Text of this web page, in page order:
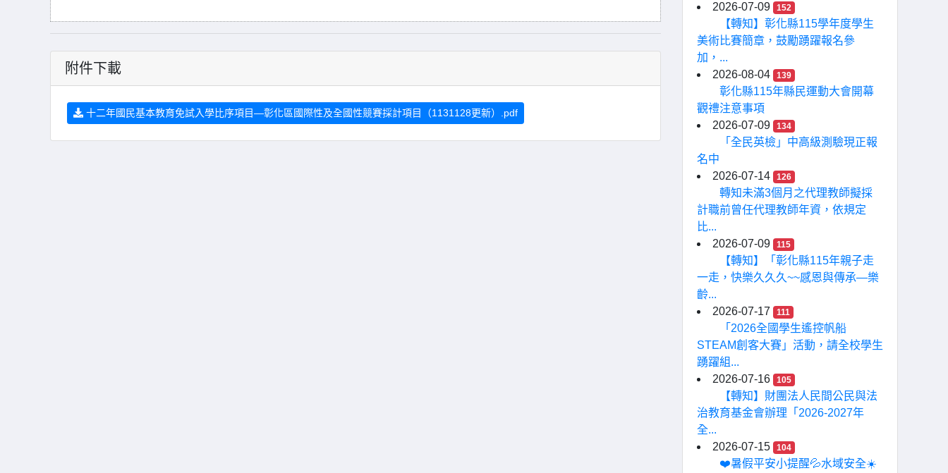
附件下載
十二年國民基本教育免試入學比序項目—彰化區國際性及全國性競賽採計項目（1131128更新）.pdf
2026-07-09
152
【轉知】彰化縣115學年度學生
美術比賽簡章，鼓勵踴躍報名參
加，...
2026-08-04
139
彰化縣115年縣民運動大會開幕
觀禮注意事項
2026-07-09
134
「全民英檢」中高級測驗現正報
名中
2026-07-14
126
轉知未滿3個月之代理教師擬採
計職前曾任代理教師年資，依規定
比...
2026-07-09
115
【轉知】「彰化縣115年親子走
一走，快樂久久久~~感恩與傳承—樂
齡...
2026-07-17
111
「2026全國學生遙控帆船
STEAM創客大賽」活動，請全校學生
踴躍組...
2026-07-16
105
【轉知】財團法人民間公民與法
治教育基金會辦理「2026-2027年
全...
2026-07-15
104
❤️暑假平安小提醒💦水域安全☀️